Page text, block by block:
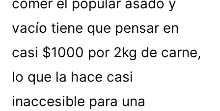
comer el popular asado y
vacío tiene que pensar en
casi $1000 por 2kg de carne,
lo que la hace casi
inaccesible para una